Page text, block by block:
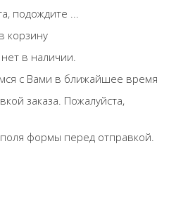
подождите ...
корзину
в наличии.
с Вами в ближайшее время
заказа. Пожалуйста,
формы перед отправкой.